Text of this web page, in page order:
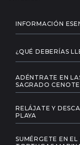
INFORMACIÓN
Snorkel en
6 años, y se
niños de 6 a
Los
forma y ser
¿QUÉ DEBERÍAS
Toalla.
ADÉNTRATE EN
SAGRADO
cenote maya,
sus
guías te
RELÁJATE Y
PLAYA
exclusivo club
SUMÉRGETE EN